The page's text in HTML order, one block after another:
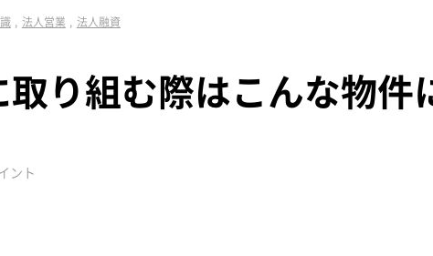
法人営業 法人融資
取り組む際はこんな物件
ント